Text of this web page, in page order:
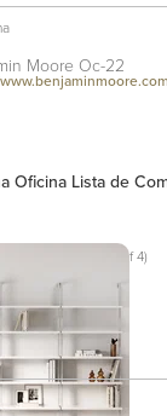
Moore Oc-22
Oficina Lista de
White (Set of 4)